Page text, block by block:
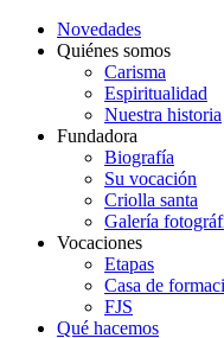
Novedades
Quiénes somos
Carisma
Espiritualidad
Nuestra historia
Fundadora
Biografía
Su vocación
Criolla santa
Galería
Vocaciones
Etapas
Casa de
FJS
Qué hacemos